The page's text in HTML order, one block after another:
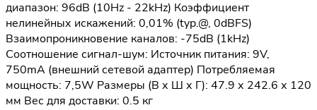
диапазон: 96dB (10Hz - 22kHz) Коэффициент
нелинейных искажений: 0,01% (typ.@, 0dBFS)
Взаимопроникновение каналов: -75dB (1kHz)
Соотношение сигнал-шум: Источник питания: 9V,
750mA (внешний сетевой адаптер) Потребляемая
мощность: 7,5W Размеры (В х Ш х Г): 47.9 х 242.6 х 120
мм Вес для доставки: 0.5 кг